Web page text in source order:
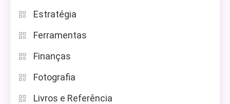
Estratégia
Ferramentas
Finanças
Fotografia
Livros e Referência